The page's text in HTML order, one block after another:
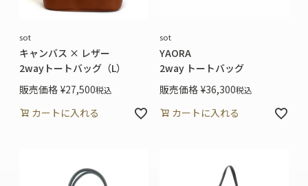
sot
キャンバス × レザー
2wayトートバッグ（L）
販売価格 ¥27,500税込
カートに入れる
sot
YAORA
2way トートバッグ
販売価格 ¥36,300税込
カートに入れる